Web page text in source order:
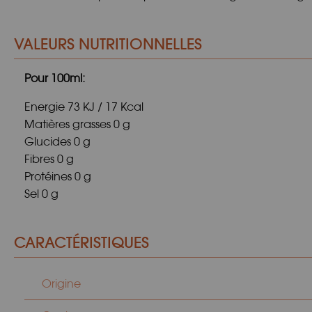
VALEURS NUTRITIONNELLES
Pour 100ml:
Energie 73 KJ / 17 Kcal
Matières grasses 0 g
Glucides 0 g
Fibres 0 g
Protéines 0 g
Sel 0 g
CARACTÉRISTIQUES
Origine